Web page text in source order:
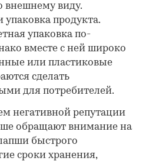
внешнему виду.
продукта.
упаковка по-
вместе с ней широко
или пластиковые
сделать
для потребителей.
негативной репутации
обращают внимание на
быстрого
сроки хранения,